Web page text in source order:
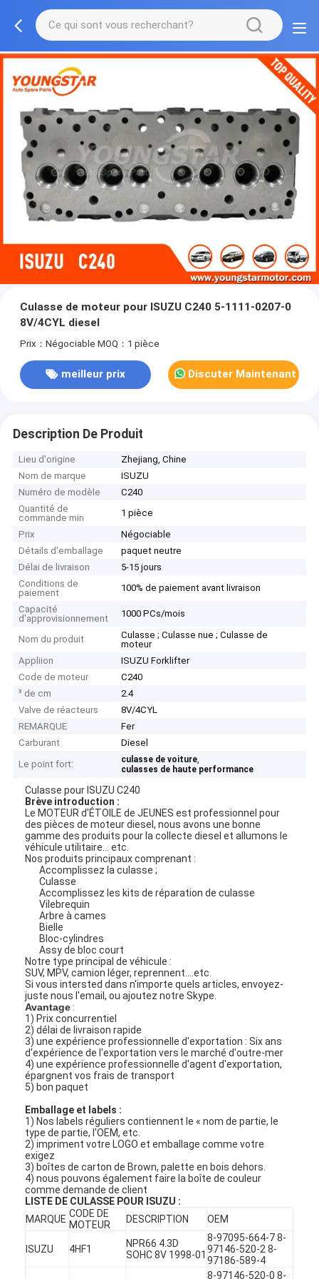
Culasse de moteur pour ISUZU C240 5-1111-0207-0
8V/4CYL diesel
Prix：Négociable MOQ：1 pièce
meilleur prix Discuter Maintenant
Description De Produit
Lieu d'origine
Zhejiang, Chine
Nom de marque
ISUZU
Numéro de modèle
C240
Quantité de
commande min
1 pièce
Prix
Négociable
Détails d'emballage
paquet neutre
Délai de livraison
5-15 jours
Conditions de
paiement
100% de paiement avant livraison
Capacité
d'approvisionnement
1000 PCs/mois
Nom du produit
Culasse ; Culasse nue ; Culasse de
moteur
Appliion
ISUZU Forklifter
Code de moteur
C240
³ de cm
2.4
Valve de réacteurs
8V/4CYL
REMARQUE
Fer
Carburant
Diesel
Le point fort:
culasse de voiture,
culasses de haute performance
Culasse pour ISUZU C240
Brève introduction :
Le MOTEUR d'ÉTOILE de JEUNES est professionnel pour
des pièces de moteur diesel, nous avons une bonne
gamme des produits pour la collecte diesel et allumons le
véhicule utilitaire… etc.
Nos produits principaux comprenant :
Accomplissez la culasse ;
Culasse
Accomplissez les kits de réparation de culasse
Vilebrequin
Arbre à cames
Bielle
Bloc-cylindres
Assy de bloc court
Notre type principal de véhicule :
SUV, MPV, camion léger, reprennent….etc.
Si vous intersted dans n'importe quels articles, envoyez-
juste nous l'email, ou ajoutez notre Skype.
Avantage :
1) Prix concurrentiel
2) délai de livraison rapide
3) une expérience professionnelle d'exportation : Six ans
d'expérience de l'exportation vers le marché d'outre-mer
4) une expérience professionnelle d'agent d'exportation,
épargnent vos frais de transport
5) bon paquet
Emballage et labels :
1) Nos labels réguliers contiennent le « nom de partie, le
type de partie, l'OEM, etc.
2) impriment votre LOGO et emballage comme votre
exigez
3) boîtes de carton de Brown, palette en bois dehors.
4) nous pouvons également faire la boîte de couleur
comme demande de client
LISTE DE CULASSE POUR ISUZU :
MARQUE CODE DE
MOTEUR
DESCRIPTION OEM
ISUZU 4HF1
NPR66 4.3D
SOHC 8V 1998-01
8-97095-664-7 8-
97146-520-2 8-
97186-589-4
8-97146-520-0 8-